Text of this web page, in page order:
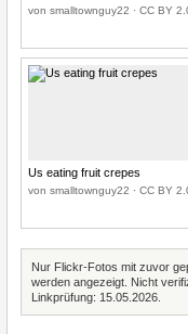
von smalltownguy22 · CC BY
Us eating fruit crepes
von smalltownguy22 · CC BY
Nur Flickr-Fotos mit zuvor
werden angezeigt. Nicht
Linkprüfung: 15.05.2026.